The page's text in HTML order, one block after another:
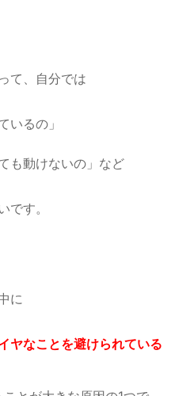
て、自分では
いるの」
も動けないの」など
です。
に
ヤなことを避けられている